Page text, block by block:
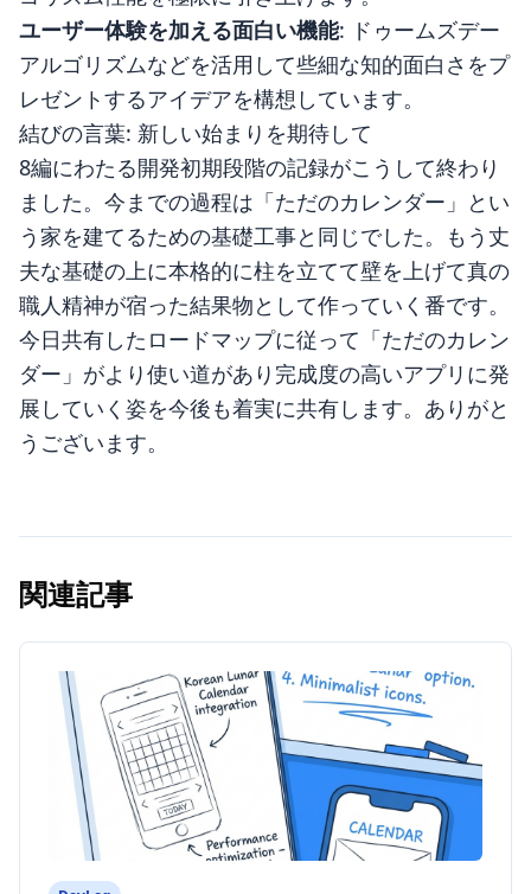
ユーザー体験を加える面白い機能: ドゥームズデー
アルゴリズムなどを活用して些細な知的面白さをプ
レゼントするアイデアを構想しています。
結びの言葉: 新しい始まりを期待して
8編にわたる開発初期段階の記録がこうして終わり
ました。今までの過程は「ただのカレンダー」とい
う家を建てるための基礎工事と同じでした。もう丈
夫な基礎の上に本格的に柱を立てて壁を上げて真の
職人精神が宿った結果物として作っていく番です。
今日共有したロードマップに従って「ただのカレン
ダー」がより使い道があり完成度の高いアプリに発
展していく姿を今後も着実に共有します。ありがと
うございます。
関連記事